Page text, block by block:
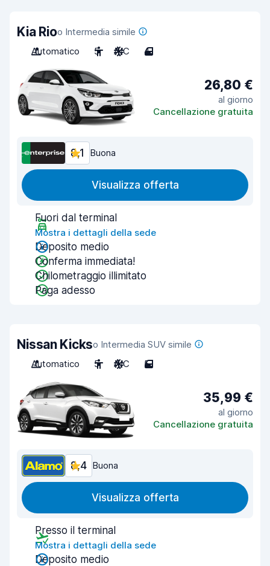
Kia Rioo Intermedia simile
Automatico
5 A/C 4
26,80 €
al giorno
Cancellazione gratuita
8,1 Buona
Visualizza offerta
Fuori dal terminal
Mostra i dettagli della sede
Deposito medio
Conferma immediata!
Chilometraggio illimitato
Paga adesso
Nissan Kickso Intermedia SUV simile
Automatico
5 A/C 5
35,99 €
al giorno
Cancellazione gratuita
8,4 Buona
Visualizza offerta
Presso il terminal
Mostra i dettagli della sede
Deposito medio